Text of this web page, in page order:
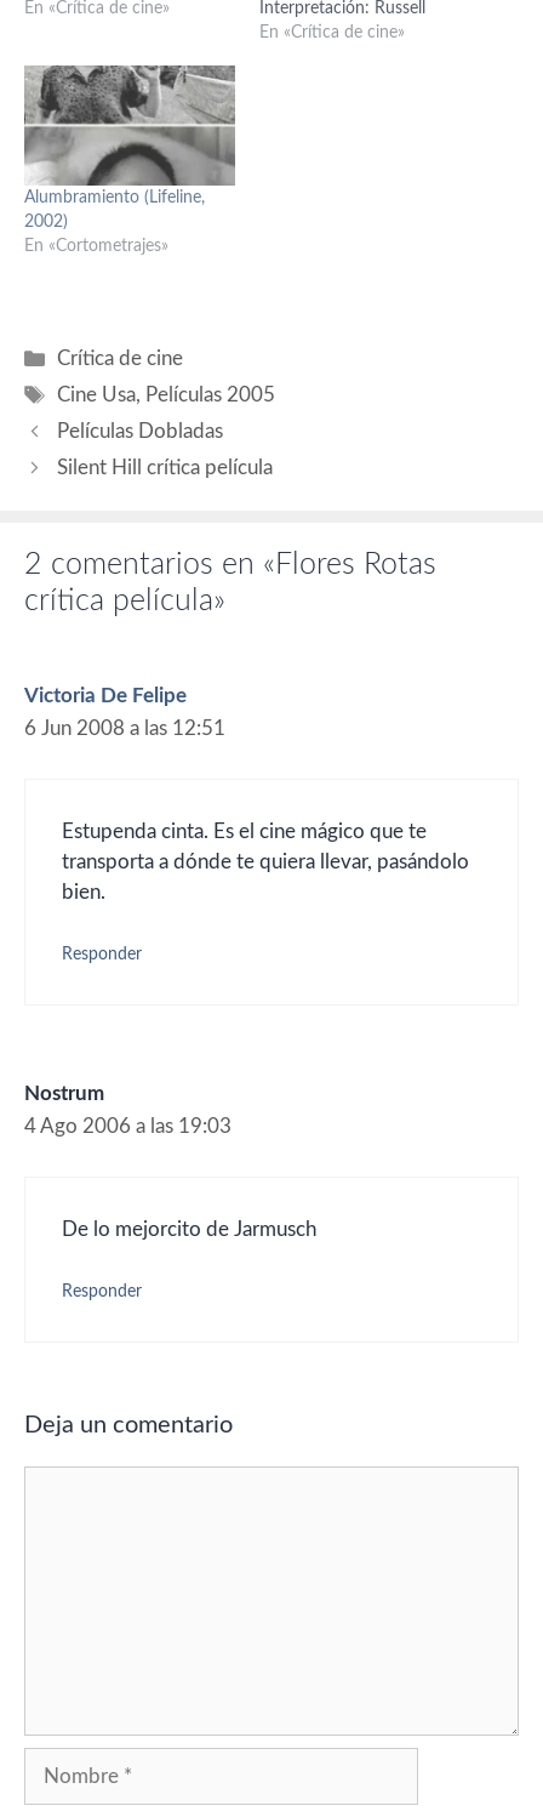
Bill Murray (Don Johnston),
Frances Conroy (Dora),
Jessica Lange (Carmen),
Tilda Swinton (Penny), Julie
Delpy (Sherry), Christopher
McDonald (Ron), Chloë
Sevigny (Asistente de
Carmen), Mark Webber (El
chico).…
En «Crítica de cine»
Interpretación: Russell
Crowe (Jim Braddock),
En «Crítica de cine»
Alumbramiento (Lifeline,
2002)
En «Cortometrajes»
Categorías
Crítica de cine
Etiquetas
Cine Usa, Películas 2005
Películas Dobladas
Silent Hill crítica película
2 comentarios en «Flores Rotas
crítica película»
Victoria De Felipe
6 Jun 2008 a las 12:51
Estupenda cinta. Es el cine mágico que te
transporta a dónde te quiera llevar, pasándolo
bien.
Responder
Nostrum
4 Ago 2006 a las 19:03
De lo mejorcito de Jarmusch
Responder
Deja un comentario